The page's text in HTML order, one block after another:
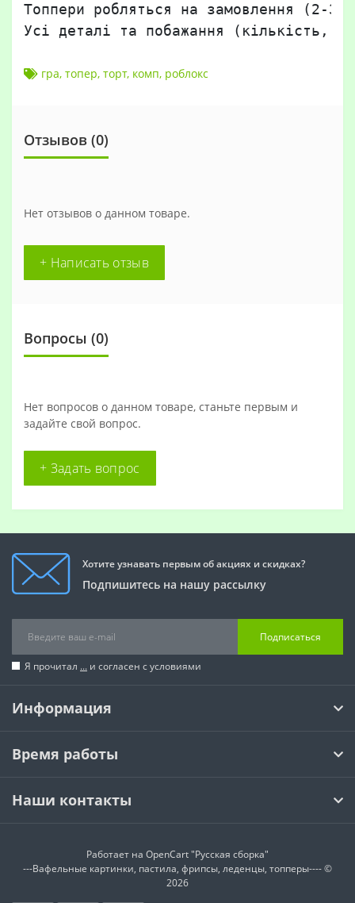
Топпери робляться на замовлення (2-3
Усі деталі та побажання (кількість,
гра, топер, торт, комп, роблокс
Отзывов (0)
Нет отзывов о данном товаре.
+ Написать отзыв
Вопросы (0)
Нет вопросов о данном товаре, станьте первым и
задайте свой вопрос.
+ Задать вопрос
Хотите узнавать первым об акциях и скидках?
Подпишитесь на нашу рассылку
Подписаться
Я прочитал ... и согласен с условиями
Информация
Время работы
Наши контакты
Работает на OpenCart "Русская сборка"
---Вафельные картинки, пастила, фрипсы, леденцы, топперы---- ©
2026